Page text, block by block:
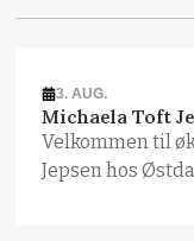
3. AUG.
Michaela Toft
Velkommen til
Jepsen hos